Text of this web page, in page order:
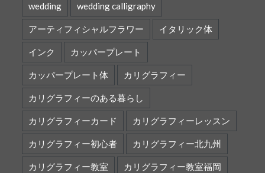
wedding wedding calligraphy
アーティフィシャルフラワー イタリック体
インク カッパープレート
カッパープレート体 カリグラフィー
カリグラフィーのある暮らし
カリグラフィーカード カリグラフィーレッスン
カリグラフィー初心者 カリグラフィー北九州
カリグラフィー教室 カリグラフィー教室福岡